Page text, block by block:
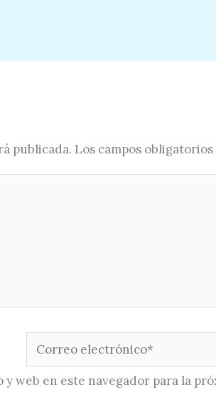
publicada. Los campos
electrónico*
web en este navegador para la